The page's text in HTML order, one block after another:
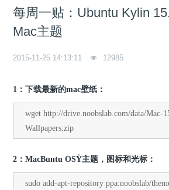
每周一贴：Ubuntu Kylin
Mac主题
2015-11-25 14:13:11 12985
1：下载最新的mac壁纸：
wget http://drive.noobslab.com/data/Mac-
Wallpapers.zip
2：MacBuntu OSŸ主题，图标和光标：
sudo add-apt-repository ppa:noobslab/